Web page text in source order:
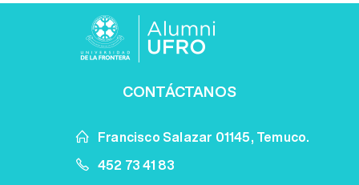
CONTÁCTANOS
Francisco Salazar 01145, Temuco.
452 73 41 83